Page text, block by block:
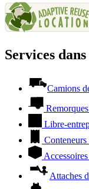
Services
Camions
Libre-
Conteneurs
Attaches